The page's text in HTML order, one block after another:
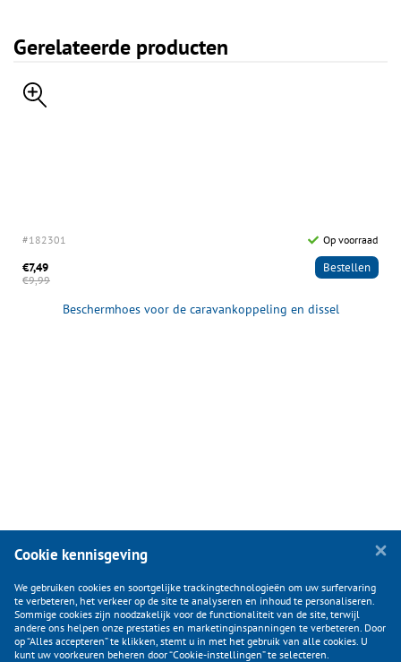
Gerelateerde producten
#182301 Op voorraad
€7,49
€9,99
Bestellen
Beschermhoes voor de caravankoppeling en dissel
KLANTENSERVICE
Cookie kennisgeving
We gebruiken cookies en soortgelijke trackingtechnologieën om uw surfervaring
te verbeteren, het verkeer op de site te analyseren en inhoud te personaliseren.
Sommige cookies zijn noodzakelijk voor de functionaliteit van de site, terwijl
andere ons helpen onze prestaties en marketinginspanningen te verbeteren. Door
op “Alles accepteren” te klikken, stemt u in met het gebruik van alle cookies. U
kunt uw voorkeuren beheren door “Cookie-instellingen” te selecteren.